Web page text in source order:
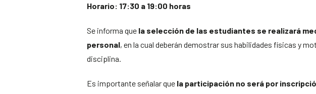
Horario: 17:30 a 19:00 horas
Se informa que la selección de las estudiantes se realizará
personal, en la cual deberán demostrar sus habilidades físicas y
disciplina.
Es importante señalar que la participación no será por